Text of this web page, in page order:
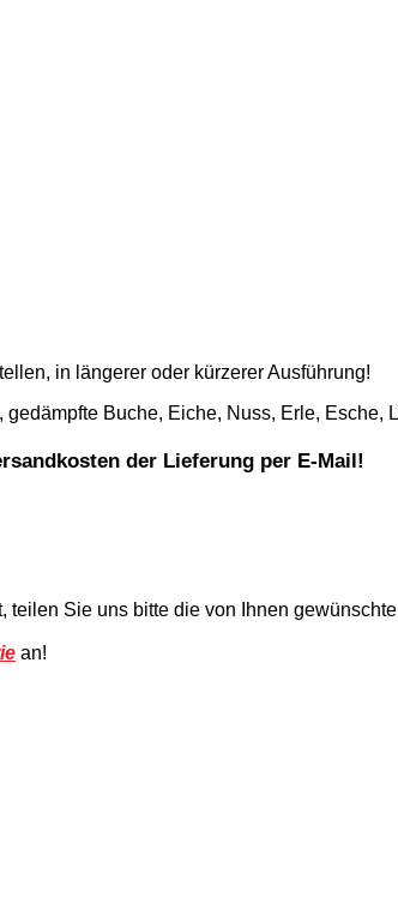
in längerer oder kürzerer Ausführung!
Buche, Eiche, Nuss, Erle,
der Lieferung per E-Mail!
Sie uns bitte die von Ihnen
an!